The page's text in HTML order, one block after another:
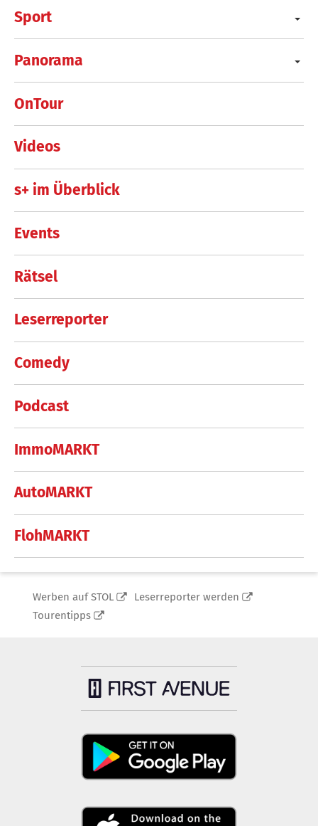
Sport
Panorama
OnTour
Videos
s+ im Überblick
Events
Rätsel
Leserreporter
Comedy
Podcast
ImmoMARKT
AutoMARKT
FlohMARKT
Werben auf STOL
Leserreporter werden
Tourentipps